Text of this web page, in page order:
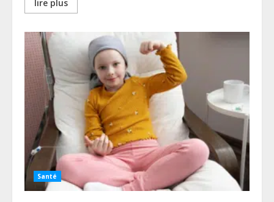
lire plus
Santé